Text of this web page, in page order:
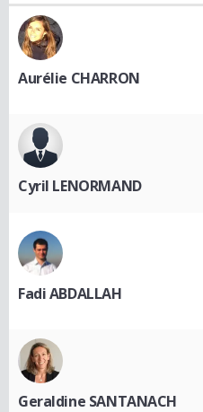
Aurélie CHARRON
Cyril LENORMAND
Fadi ABDALLAH
Geraldine SANTANACH